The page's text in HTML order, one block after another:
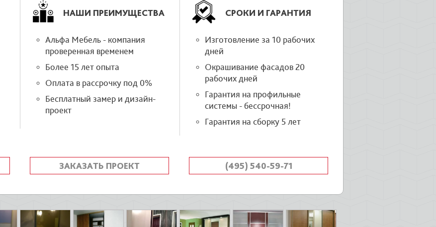
НАШИ ПРЕИМУЩЕСТВА
Альфа Мебель - компания
проверенная временем
Более 15 лет опыта
Оплата в рассрочку под 0%
Бесплатный замер и дизайн-
проект
СРОКИ И ГАРАНТИЯ
Изготовление за 10 рабочих
дней
Окрашивание фасадов 20
рабочих дней
Гарантия на профильные
системы - бессрочная!
Гарантия на сборку 5 лет
ЗАКАЗАТЬ ПРОЕКТ (495) 540-59-71